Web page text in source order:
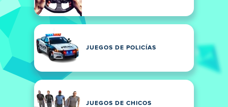
JUEGOS DE POLICÍAS
JUEGOS DE CHICOS